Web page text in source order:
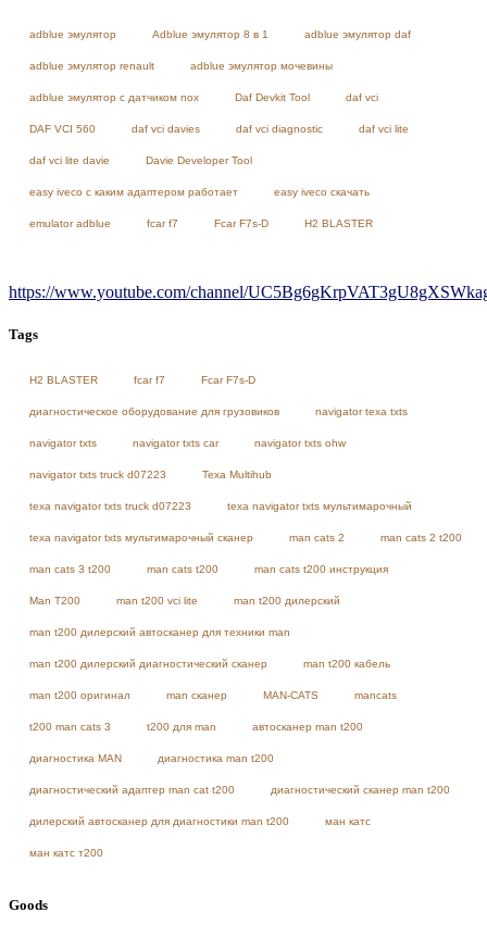
adblue эмулятор Adblue эмулятор 8 в 1 adblue эмулятор daf
adblue эмулятор renault adblue эмулятор мочевины
adblue эмулятор с датчиком nox Daf Devkit Tool daf vci
DAF VCI 560 daf vci davies daf vci diagnostic daf vci lite
daf vci lite davie Davie Developer Tool
easy iveco с каким адаптером работает easy iveco скачать
emulator adblue fcar f7 Fcar F7s-D H2 BLASTER
https://www.youtube.com/channel/
Tags
H2 BLASTER fcar f7 Fcar F7s-D
диагностическое оборудование для грузовиков navigator texa txts
navigator txts navigator txts car navigator txts ohw
navigator txts truck d07223 Texa Multihub
texa navigator txts truck d07223 texa navigator txts мультимарочный
texa navigator txts мультимарочный сканер man cats 2 man cats 2 t200
man cats 3 t200 man cats t200 man cats t200 инструкция
Man T200 man t200 vci lite man t200 дилерский
man t200 дилерский автосканер для техники man
man t200 дилерский диагностический сканер man t200 кабель
man t200 оригинал man сканер MAN-CATS mancats
t200 man cats 3 t200 для man автосканер man t200
диагностика MAN диагностика man t200
диагностический адаптер man cat t200 диагностический сканер man t200
дилерский автосканер для диагностики man t200 ман катс
ман катс т200
Goods